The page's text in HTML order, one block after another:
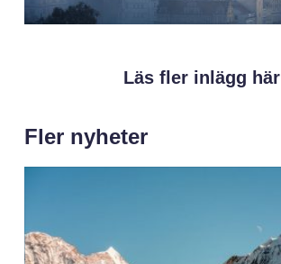
Läs fler inlägg här
Fler nyheter